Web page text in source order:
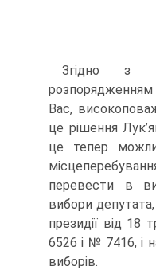
Згідно з
Вас,
це рішен­ня
це тепер
перевести в
вибори депутата,
президії від 18
6526 і № 7416, і
виборів.